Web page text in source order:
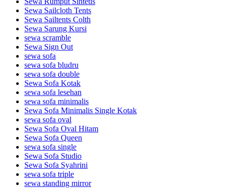
Sewa Sailcloth Tents
Sewa Sailtents Colth
Sewa Sarung Kursi
sewa scramble
Sewa Sign Out
sewa sofa
sewa sofa bludru
sewa sofa double
Sewa Sofa Kotak
sewa sofa lesehan
sewa sofa minimalis
Sewa Sofa Minimalis Single Kotak
sewa sofa oval
Sewa Sofa Oval Hitam
Sewa Sofa Queen
sewa sofa single
Sewa Sofa Studio
Sewa Sofa Syahrini
sewa sofa triple
sewa standing mirror